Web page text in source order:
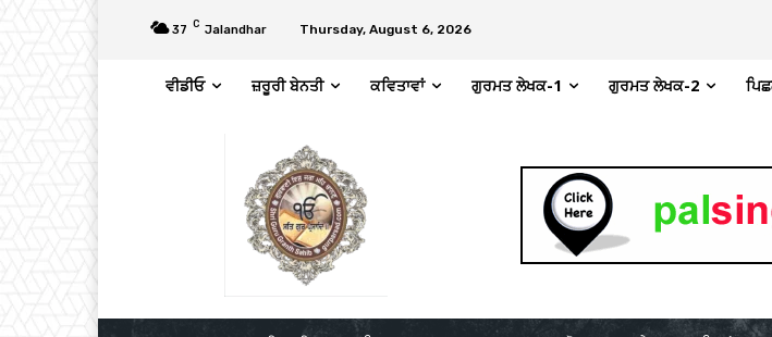
37 C Jalandhar Thursday, August 6, 2026
ਵੀਡੀਓ ਜ਼ਰੂਰੀ ਬੇਨਤੀ ਕਵਿਤਾਵਾਂ ਗੁਰਮਤ ਲੇਖਕ-1 ਗੁਰਮਤ ਲੇਖਕ-2